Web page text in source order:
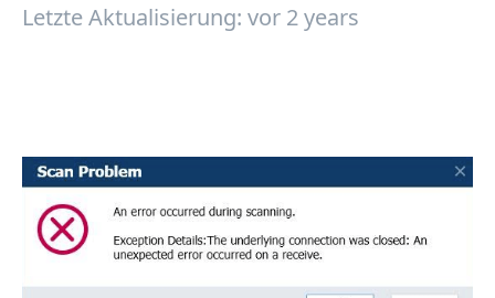
Letzte Aktualisierung: vor 2 years